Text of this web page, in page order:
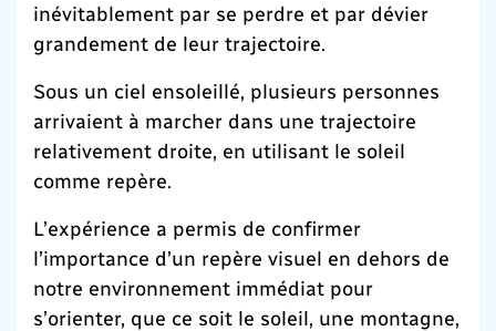
inévitablement par se perdre et par dévier
grandement de leur trajectoire.
Sous un ciel ensoleillé, plusieurs personnes
arrivaient à marcher dans une trajectoire
relativement droite, en utilisant le soleil
comme repère.
L’expérience a permis de confirmer
l’importance d’un repère visuel en dehors de
notre environnement immédiat pour
s’orienter, que ce soit le soleil, une montagne,